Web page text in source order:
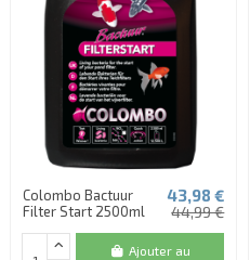
Colombo Bactuur
Filter Start 2500ml
43,98 €
44,99 €
Ajouter au